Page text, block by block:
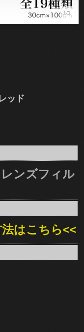
1/1
ッド
ンズフィル
はこちら<<